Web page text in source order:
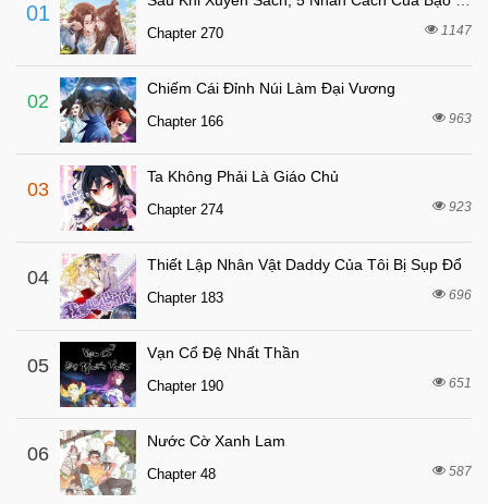
Chapter 56
Chapter 55
Chapter 54 7 tháng trước
Chapter 53
Chapter 52
Chapter 51
Chapter 50 7 tháng trước
Chapter 49 7 tháng trước
Chapter 48
Chapter 47 7 tháng trước
Chapter 46
Chapter 45 7 tháng trước
Chapter 44
Chapter 43
01
Chapter 270 1147
02
Chiếm Cái Đỉnh Núi Làm Đại Vương
Chapter 166 963
03
Ta Không Phải Là Giáo Chủ
Chapter 274 923
04
Thiết Lập Nhân Vật Daddy Của Tôi Bị Sụp Đổ
Chapter 183 696
05
Vạn Cổ Đệ Nhất Thần
Chapter 190 651
06
Nước Cờ Xanh Lam
Chapter 48 587